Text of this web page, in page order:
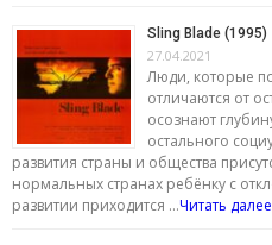
Sling Blade (1995)
27.04.2021
Люди, которые
отличаются от
осознают
остального
развития страны и общества
нормальных странах ребёнку с
развитии приходится …Читать